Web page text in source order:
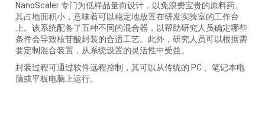
NanoScaler 专门为低样品量而设计，以免浪费宝贵的原料药。
其占地面积小，意味着可以稳定地放置在研发实验室的工作台
上。该系统配备了五种不同的混合器，以帮助研究人员确定哪些
条件会导致核苷酸封装的合适工艺。此外，研究人员可以根据需
要定制混合装置，从系统设置的灵活性中受益。
封装过程可通过软件远程控制，其可以从传统的 PC 、笔记本电
脑或平板电脑上运行。